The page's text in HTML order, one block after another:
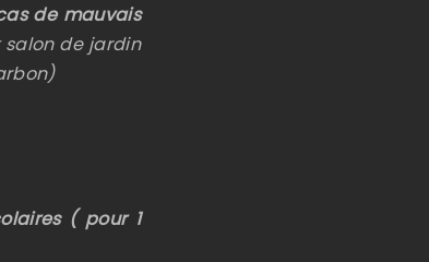
de mauvais
de jardin
( pour 1